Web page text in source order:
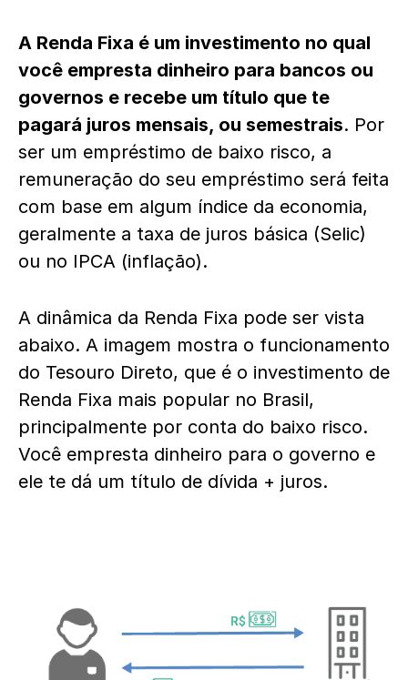
A Renda Fixa é um investimento no qual
você empresta dinheiro para bancos ou
governos e recebe um título que te
pagará juros mensais, ou semestrais. Por
ser um empréstimo de baixo risco, a
remuneração do seu empréstimo será feita
com base em algum índice da economia,
geralmente a taxa de juros básica (Selic)
ou no IPCA (inflação).
A dinâmica da Renda Fixa pode ser vista
abaixo. A imagem mostra o funcionamento
do Tesouro Direto, que é o investimento de
Renda Fixa mais popular no Brasil,
principalmente por conta do baixo risco.
Você empresta dinheiro para o governo e
ele te dá um título de dívida + juros.